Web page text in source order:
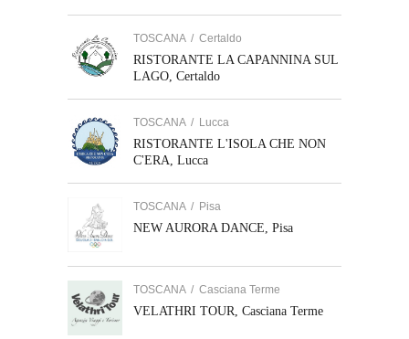
TOSCANA / Certaldo
RISTORANTE LA CAPANNINA SUL
LAGO, Certaldo
TOSCANA / Lucca
RISTORANTE L'ISOLA CHE NON
C'ERA, Lucca
TOSCANA / Pisa
NEW AURORA DANCE, Pisa
TOSCANA / Casciana Terme
VELATHRI TOUR, Casciana Terme